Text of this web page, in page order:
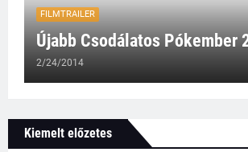
FILMTRAILER
Újabb Csodálatos Pókember
2/24/2014
Kiemelt előzetes